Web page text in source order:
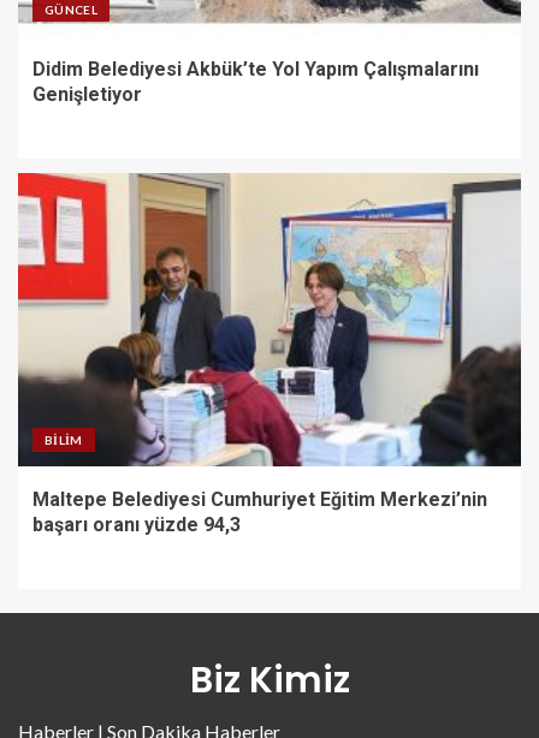
GÜNCEL
Didim Belediyesi Akbük’te Yol Yapım Çalışmalarını
Genişletiyor
BILIM
Maltepe Belediyesi Cumhuriyet Eğitim Merkezi’nin
başarı oranı yüzde 94,3
Biz Kimiz
Haberler | Son Dakika Haberler